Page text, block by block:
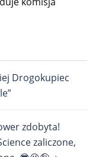
Drogokupiec
zdobyta!
zaliczone,